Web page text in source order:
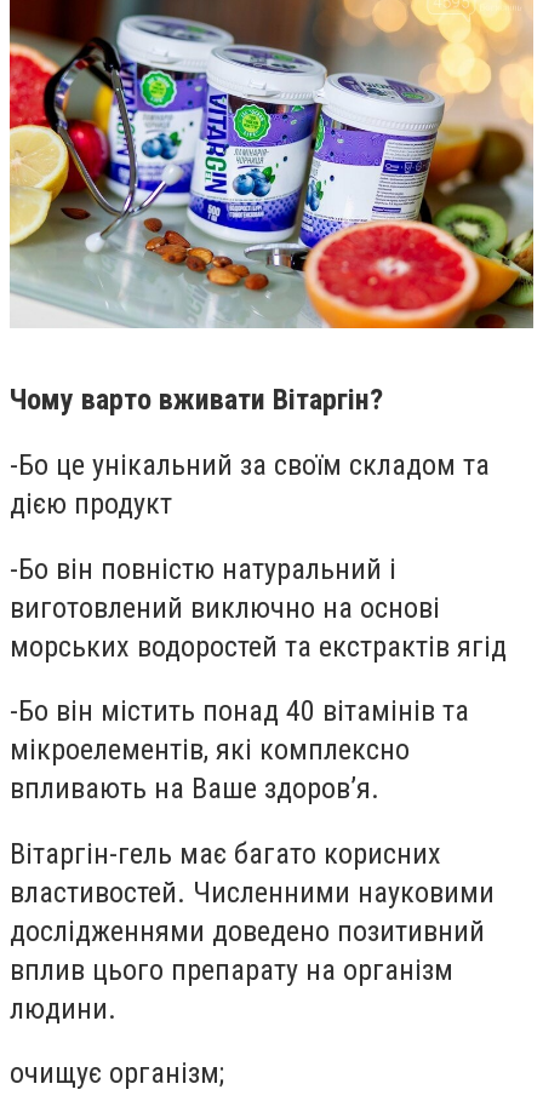
Чому варто вживати Вітаргін?
-Бо це унікальний за своїм складом та
дією продукт
-Бо він повністю натуральний і
виготовлений виключно на основі
морських водоростей та екстрактів ягід
-Бо він містить понад 40 вітамінів та
мікроелементів, які комплексно
впливають на Ваше здоров’я.
Вітаргін-гель має багато корисних
властивостей. Численними науковими
дослідженнями доведено позитивний
вплив цього препарату на організм
людини.
очищує організм;